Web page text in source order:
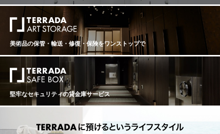
LECTION MEMORY アルフレッド・グラシアン コレクシ
ョン・メモリー 生産地：フランス シャンパーニュ 原産
地呼称：AOC. CHAMPAGNE ぶどう品種：：シャルドネ
60%、ピノ・ノワール 20%、ピノ・ムニエ 20% 味わ
い：シャンパン スパークリングワイン 白 辛口 【古酒に
ついて、当店からのお願い】 オールドヴィンテージのワ
インは必ず休息させることが必要です。休ませずに抜栓
してしまうと本来の味わいは全く表れてきません。商品
到着後、最低でも2週間は休ませてください。 ●古酒特有
のボトル傷や汚れがございます。 ●熟成による色調の変
化（白ワインは黄金色に、赤ワインはレンガ色に）や、
香り、味わいが複雑に変化している可能性があります。
頂いた上でのご購入をお願い致します。
美術品の保管・輸送・修復・保険をワンストップで
堅牢なセキュリティの貸金庫サービス